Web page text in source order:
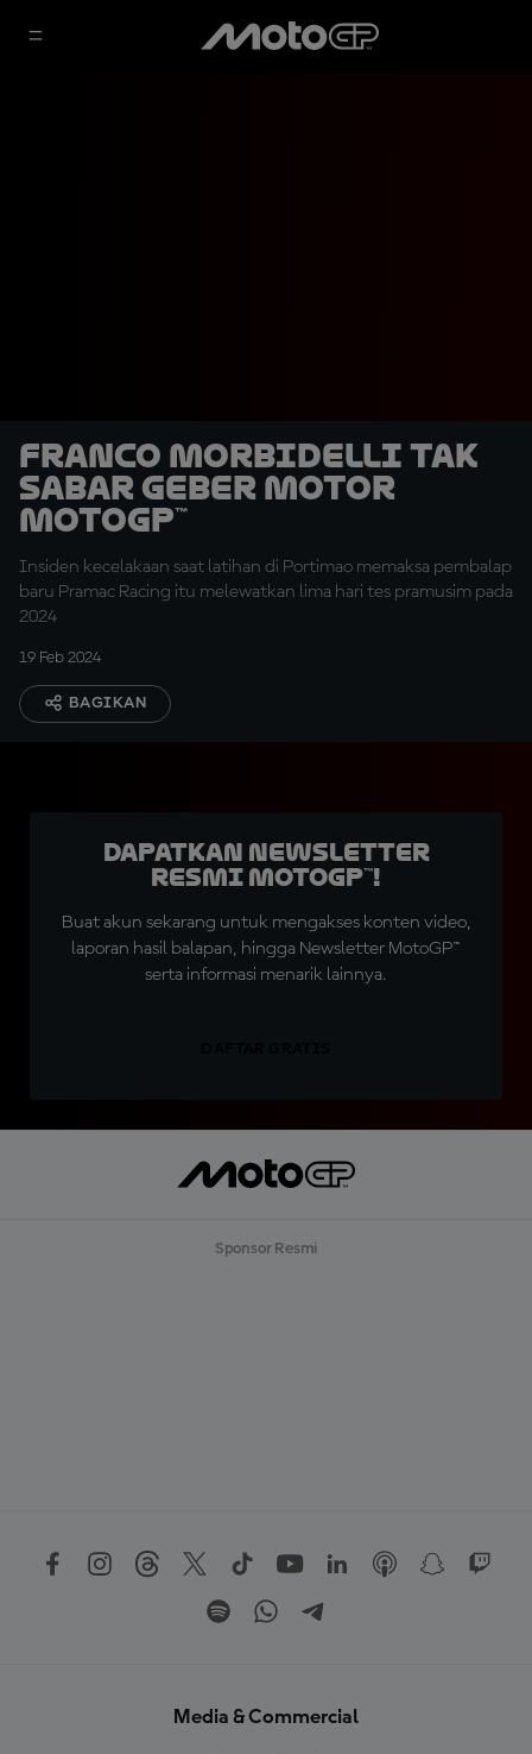
Franco Morbidelli Tak
Sabar Geber Motor
MotoGP™
Insiden kecelakaan saat latihan di Portimao memaksa pembalap
baru Pramac Racing itu melewatkan lima hari tes pramusim pada
2024
19 Feb 2024
BAGIKAN
Dapatkan Newsletter
Resmi MotoGP™!
Buat akun sekarang untuk mengakses konten video,
laporan hasil balapan, hingga Newsletter MotoGP™
serta informasi menarik lainnya.
Sponsor Resmi
Media & Commercial